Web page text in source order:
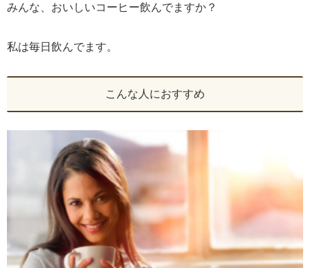
みんな、おいしいコーヒー飲んでますか？
私は毎日飲んでます。
こんな人におすすめ